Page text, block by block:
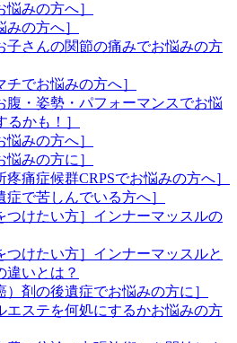
悩みの方へ］
みの方へ］
子さんの関節の痛みでお悩みの方
チでお悩みの方へ］
腹・姿勢・パフォーマンスでお悩
かも！］
悩みの方へ］
悩みの方に］
疼痛症候群CRPSでお悩みの方へ］
症で苦しんでいる方へ］
つけたい方］インナーマッスルの
つけたい方］インナーマッスルと
違いとは？
）剤の後遺症でお悩みの方に］
エステを何処にするかお悩みの方